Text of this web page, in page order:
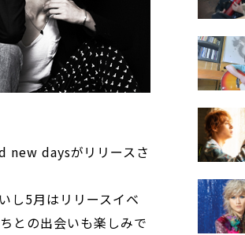
new daysがリリースさ
し5月はリリースイベ
との出会いも楽しみで